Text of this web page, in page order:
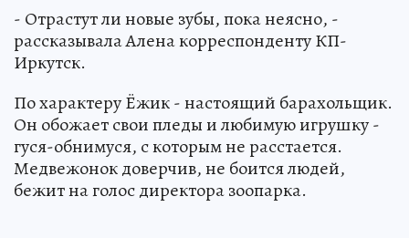
- Отрастут ли новые зубы, пока неясно, -
рассказывала Алена корреспонденту КП-
Иркутск.
По характеру Ёжик - настоящий барахольщик.
Он обожает свои пледы и любимую игрушку -
гуся-обнимуся, с которым не расстается.
Медвежонок доверчив, не боится людей,
бежит на голос директора зоопарка.